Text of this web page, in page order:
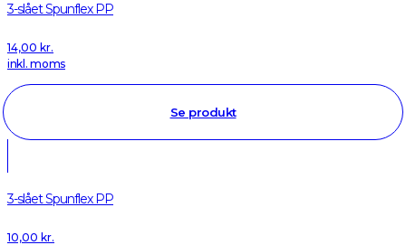
3-slået Spunflex PP
14,00 kr.
inkl. moms
Se produkt
3-slået Spunflex PP
10,00 kr.